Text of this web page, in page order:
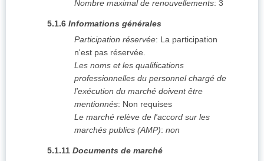
Nombre maximal de renouvellements: 3
5.1.6 Informations générales
Participation réservée: La participation
n'est pas réservée.
Les noms et les qualifications
professionnelles du personnel chargé de
l'exécution du marché doivent être
mentionnés: Non requises
Le marché relève de l'accord sur les
marchés publics (AMP): non
5.1.11 Documents de marché